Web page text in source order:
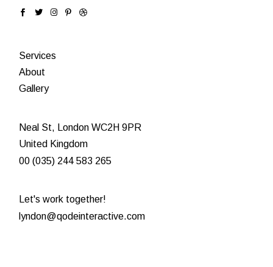
Services
About
Gallery
Neal St, London WC2H 9PR
United Kingdom
00 (035) 244 583 265
Let's work together!
lyndon@qodeinteractive.com